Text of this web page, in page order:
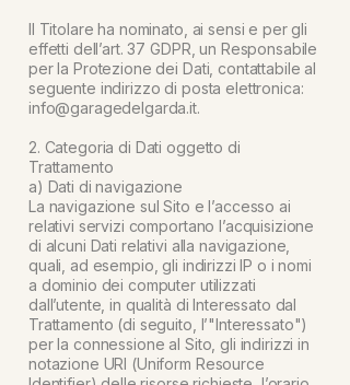
Il Titolare ha nominato, ai sensi e per gli
effetti dell’art. 37 GDPR, un Responsabile
per la Protezione dei Dati, contattabile al
seguente indirizzo di posta elettronica:
info@garagedelgarda.it.
2. Categoria di Dati oggetto di
Trattamento
a) Dati di navigazione
La navigazione sul Sito e l’accesso ai
relativi servizi comportano l’acquisizione
di alcuni Dati relativi alla navigazione,
quali, ad esempio, gli indirizzi IP o i nomi
a dominio dei computer utilizzati
dall’utente, in qualità di Interessato dal
Trattamento (di seguito, l’"Interessato")
per la connessione al Sito, gli indirizzi in
notazione URI (Uniform Resource